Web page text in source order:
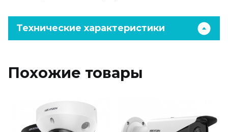
Технические характеристики
Похожие товары